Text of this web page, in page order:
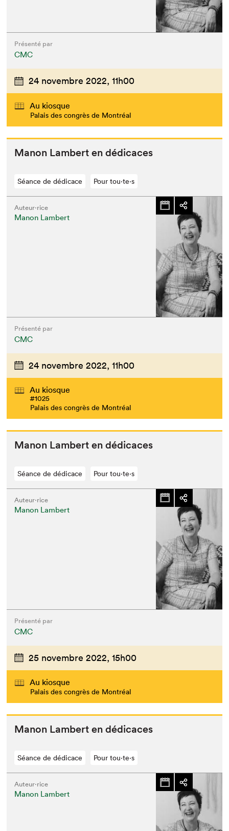
Présenté par
CMC
24 novembre 2022, 11h00
Au kiosque
Palais des congrès de Montréal
Manon Lam­bert en dédicaces
Séance de dédicace Pour tou⋅te⋅s
Auteur·rice
Manon Lambert
Présenté par
CMC
24 novembre 2022, 11h00
Au kiosque
#1025
Palais des congrès de Montréal
Manon Lam­bert en dédicaces
Séance de dédicace Pour tou⋅te⋅s
Auteur·rice
Manon Lambert
Présenté par
CMC
25 novembre 2022, 15h00
Au kiosque
Palais des congrès de Montréal
Manon Lam­bert en dédicaces
Séance de dédicace Pour tou⋅te⋅s
Auteur·rice
Manon Lambert